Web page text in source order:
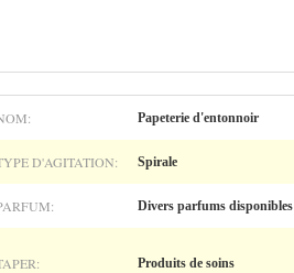
Papeterie d'entonnoir
D'AGITATION: Spirale
Divers parfums disponibles
Produits de soins